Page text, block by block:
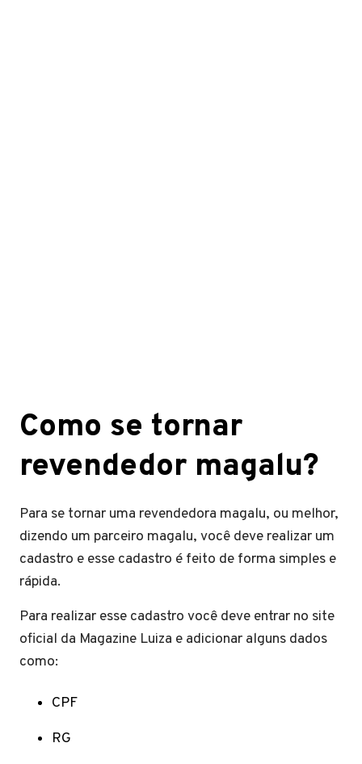
Como se tornar
revendedor magalu?
Para se tornar uma revendedora magalu, ou melhor,
dizendo um parceiro magalu, você deve realizar um
cadastro e esse cadastro é feito de forma simples e
rápida.
Para realizar esse cadastro você deve entrar no site
oficial da Magazine Luiza e adicionar alguns dados
como:
CPF
RG